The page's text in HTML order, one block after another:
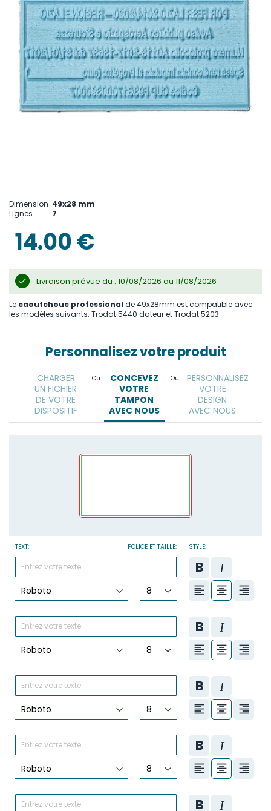
the
beginning
the
images
gallery
Dimension 49x28 mm
Lignes
7
14.00 €
Livraison prévue du : 10/08/2026 au 11/08/2026
Le caoutchouc professional de 49x28mm est compatible avec
les modèles suivants: Trodat 5440 dateur et Trodat 5203
Personnalisez votre produit
CHARGER
UN FICHIER
DE VOTRE
DISPOSITIF
Ou
CONCEVEZ
VOTRE
TAMPON
AVEC NOUS
TEXT: POLICE ET TAILLE: STYLE:
Ou
PERSONNALISEZ
VOTRE
DESIGN
AVEC NOUS